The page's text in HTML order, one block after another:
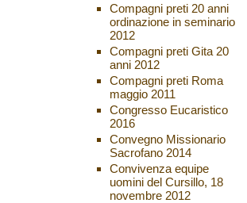
Compagni preti 20 anni
ordinazione in seminario
2012
Compagni preti Gita 20
anni 2012
Compagni preti Roma
maggio 2011
Congresso Eucaristico
2016
Convegno Missionario
Sacrofano 2014
Convivenza equipe
uomini del Cursillo, 18
novembre 2012